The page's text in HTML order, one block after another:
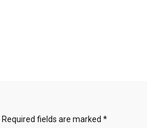
Required fields are marked *